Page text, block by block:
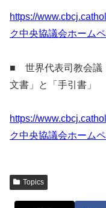
https://
ク中央協議会ホームペ
■ 世界代表司教会議
文書」と「手引書」
https://
ク中央協議会ホームペ
Topics